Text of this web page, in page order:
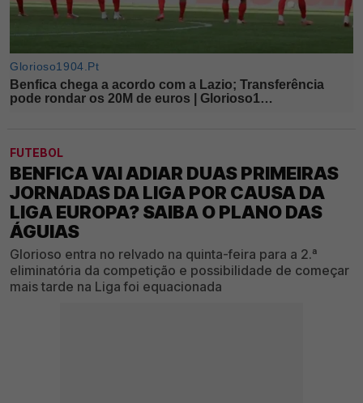
FUTEBOL
BENFICA VAI ADIAR DUAS PRIMEIRAS
JORNADAS DA LIGA POR CAUSA DA
LIGA EUROPA? SAIBA O PLANO DAS
ÁGUIAS
Glorioso entra no relvado na quinta-feira para a 2.ª
eliminatória da competição e possibilidade de começar
mais tarde na Liga foi equacionada